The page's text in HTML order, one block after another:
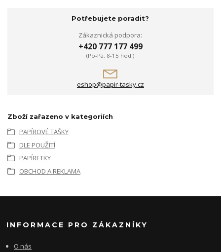
Potřebujete poradit?
Zákaznická podpora:
+420 777 177 499
(Po-Pá, 8-15 hod.)
eshop@papir-tasky.cz
Zboží zařazeno v kategoriích
PAPÍROVÉ TAŠKY
DLE POUŽITÍ
PAPÍRETKY
OBCHOD A REKLAMA
INFORMACE PRO ZÁKAZNÍKY
O nás